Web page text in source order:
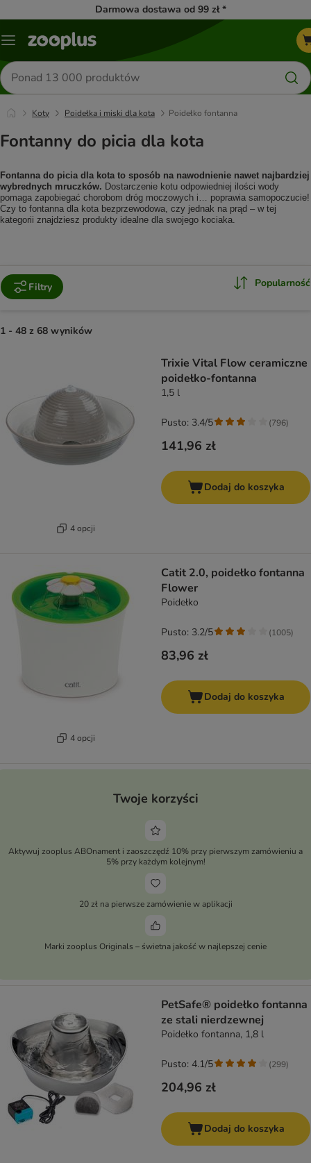
Darmowa dostawa od 99 zł *
Menu
Szukaj
produktów
Koty Poidełka i miski dla kota Poidełko fontanna
Fontanny do picia dla kota
Fontanna do picia dla kota to sposób na nawodnienie nawet najbardziej
wybrednych mruczków. Dostarczenie kotu odpowiedniej ilości wody
pomaga zapobiegać chorobom dróg moczowych i… poprawia samopoczucie!
Czy to fontanna dla kota bezprzewodowa, czy jednak na prąd – w tej
kategorii znajdziesz produkty idealne dla swojego kociaka.
Filtry Popularność
1 - 48 z 68 wyników
4 opcji
Trixie Vital Flow ceramiczne
poidełko-fontanna
1,5 l
141,96 zł
Pusto: 3.4/5 (796)
Dodaj do koszyka
4 opcji
Catit 2.0, poidełko fontanna
Flower
Poidełko
83,96 zł
Pusto: 3.2/5 (1005)
Dodaj do koszyka
Twoje korzyści
Aktywuj zooplus ABOnament i zaoszczędź 10% przy pierwszym zamówieniu a
5% przy każdym kolejnym!
20 zł na pierwsze zamówienie w aplikacji
Marki zooplus Originals – świetna jakość w najlepszej cenie
PetSafe® poidełko fontanna
ze stali nierdzewnej
Poidełko fontanna, 1,8 l
204,96 zł
Pusto: 4.1/5 (299)
Dodaj do koszyka